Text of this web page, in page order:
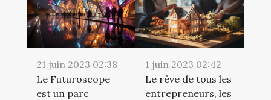
21 juin 2023 02:38
Le Futuroscope
est un parc
1 juin 2023 02:42
Le rêve de tous les
entrepreneurs, les